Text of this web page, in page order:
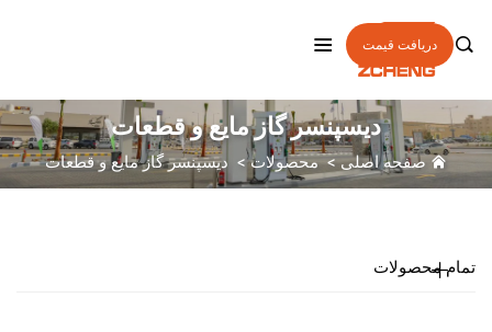
 دریافت قیمت
دیسپنسر گاز مایع و قطعات
صفحه اصلی>محصولات> دیسپنسر گاز مایع و قطعات
تمام محصولات